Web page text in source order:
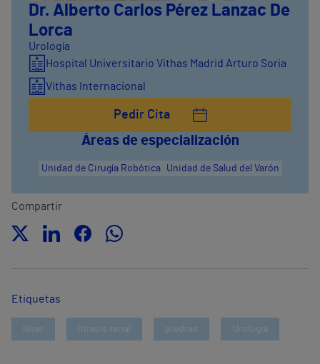
Dr. Alberto Carlos Pérez Lanzac De
Lorca
Urología
Hospital Universitario Vithas Madrid Arturo Soria
Vithas Internacional
Pedir Cita
Áreas de especialización
Unidad de Cirugía Robótica Unidad de Salud del Varón
Compartir
Etiquetas
láser litiasis renal piedras Urología